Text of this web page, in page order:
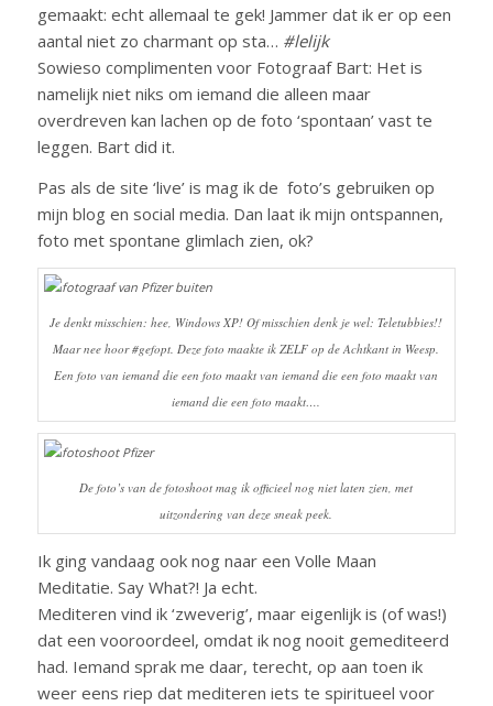
gemaakt: echt allemaal te gek! Jammer dat ik er op een
aantal niet zo charmant op sta… #lelijk
Sowieso complimenten voor Fotograaf Bart: Het is
namelijk niet niks om iemand die alleen maar
overdreven kan lachen op de foto ‘spontaan’ vast te
leggen. Bart did it.
Pas als de site ‘live’ is mag ik de foto’s gebruiken op
mijn blog en social media. Dan laat ik mijn ontspannen,
foto met spontane glimlach zien, ok?
Je denkt misschien: hee, Windows XP! Of misschien denk je wel: Teletubbies!!
Maar nee hoor #gefopt. Deze foto maakte ik ZELF op de Achtkant in Weesp.
Een foto van iemand die een foto maakt van iemand die een foto maakt van
iemand die een foto maakt….
De foto’s van de fotoshoot mag ik officieel nog niet laten zien, met
uitzondering van deze sneak peek.
Ik ging vandaag ook nog naar een Volle Maan
Meditatie. Say What?! Ja echt.
Mediteren vind ik ‘zweverig’, maar eigenlijk is (of was!)
dat een vooroordeel, omdat ik nog nooit gemediteerd
had. Iemand sprak me daar, terecht, op aan toen ik
weer eens riep dat mediteren iets te spiritueel voor